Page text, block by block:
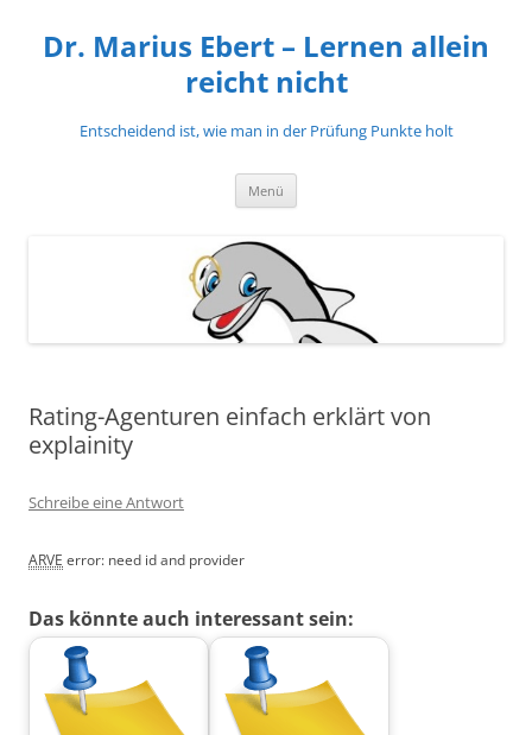
springen
Dr. Marius Ebert – Lernen allein
reicht nicht
Entscheidend ist, wie man in der Prüfung Punkte holt
Menü
Rating-Agenturen einfach erklärt von
explainity
Schreibe eine Antwort
ARVE error: need id and provider
Das könnte auch interessant sein: